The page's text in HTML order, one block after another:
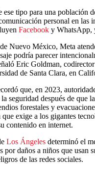
ese tipo para una población
personal en las
Facebook y WhatsApp,
Nuevo México, Meta
podría parecer
Eric Goldman,
de Santa Clara, en
que, en 2023,
la seguridad después de que
forestales y
exige a los gigantes
contenido en internet.
Los Ángeles determinó el
por daños a niños que usan
de las redes sociales.